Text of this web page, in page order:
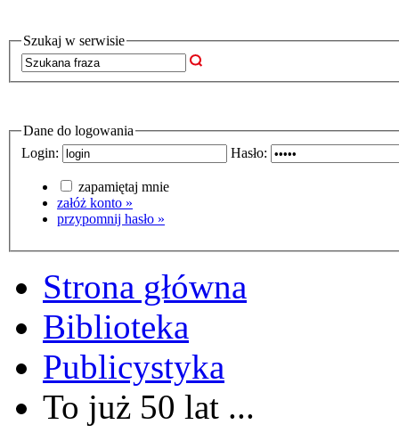
Szukaj w serwisie
Dane do logowania
Login:
Hasło:
zapamiętaj mnie
załóż konto »
przypomnij hasło »
Strona główna
Biblioteka
Publicystyka
To już 50 lat ...